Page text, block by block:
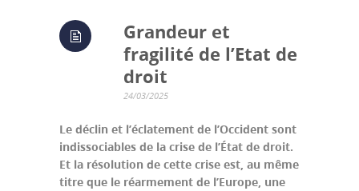
Grandeur et
fragilité de l’Etat de
droit
24/03/2025
Le déclin et l’éclatement de l’Occident sont
indissociables de la crise de l’État de droit.
Et la résolution de cette crise est, au même
titre que le réarmement de l’Europe, une